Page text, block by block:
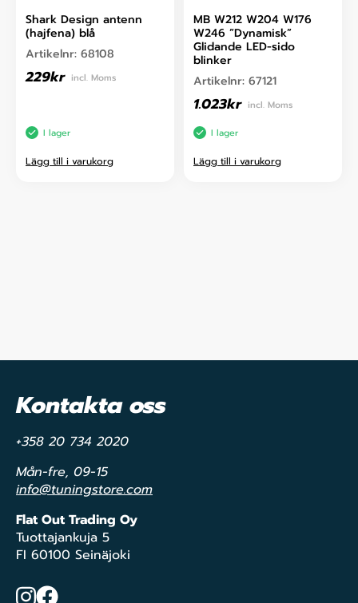
Shark Design antenn
(hajfena) blå
Artikelnr: 68108
229kr incl. Moms
I lager
Lägg till i varukorg
MB W212 W204 W176
W246 ”Dynamisk”
Glidande LED-sido
blinker
Artikelnr: 67121
1.023kr incl. Moms
I lager
Lägg till i varukorg
Kontakta oss
+358 20 734 2020
Mån-fre, 09-15
info@tuningstore.com
Flat Out Trading Oy
Tuottajankuja 5
FI 60100 Seinäjoki